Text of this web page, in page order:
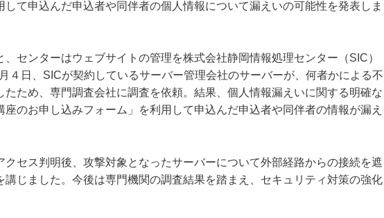
て申込んだ申込者や同伴者の個人情報について漏えいの可能性を発表しま
センターはウェブサイトの管理を株式会社静岡情報処理センター（SIC）
４日、SICが契約しているサーバー管理会社のサーバーが、何者かによる不
たため、専門調査会社に調査を依頼。結果、個人情報漏えいに関する明確な
のお申し込みフォーム」を利用して申込んだ申込者や同伴者の情報が漏え
セス判明後、攻撃対象となったサーバーについて外部経路からの接続を遮
講じました。今後は専門機関の調査結果を踏まえ、セキュリティ対策の強化